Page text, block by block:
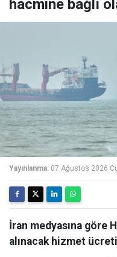
hacmine bağlı
Yayınlanma: 07 Ağustos 2026
İran medyasına göre
alınacak hizmet